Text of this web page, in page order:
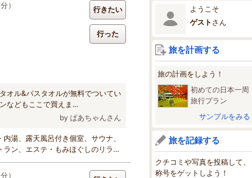
） 行きたい
行った
オル&バスタオルが無料でついてい
などもここで買えま...
by ぱあちゃんさん
湯、露天風呂付き個室、サウナ、
ン、エステ・もみほぐしのリラク
）
ようこそ
ゲスト さん
旅を計画する
旅の計画をしよう！
初めての日本一周
旅行プラン
サンプルをみる
旅を記録する
クチコミや写真を投稿して、
称号をゲットしよう！